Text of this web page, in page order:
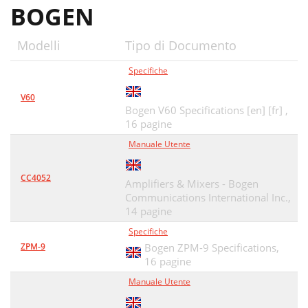
BOGEN
Modelli Tipo di Documento
V60
Specifiche
Bogen V60 Specifications [en] [fr] ,
16 pagine
CC4052
Manuale Utente
Amplifiers & Mixers - Bogen
Communications International Inc.,
14 pagine
ZPM-9
Specifiche
Bogen ZPM-9 Specifications,
16 pagine
Manuale Utente